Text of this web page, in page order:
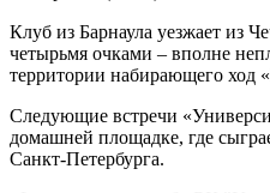
Клуб из Барнаула уезжает из
четырьмя очками – вполне
территории набирающего ход
Следующие встречи
домашней площадке, где
Санкт-Петербурга.